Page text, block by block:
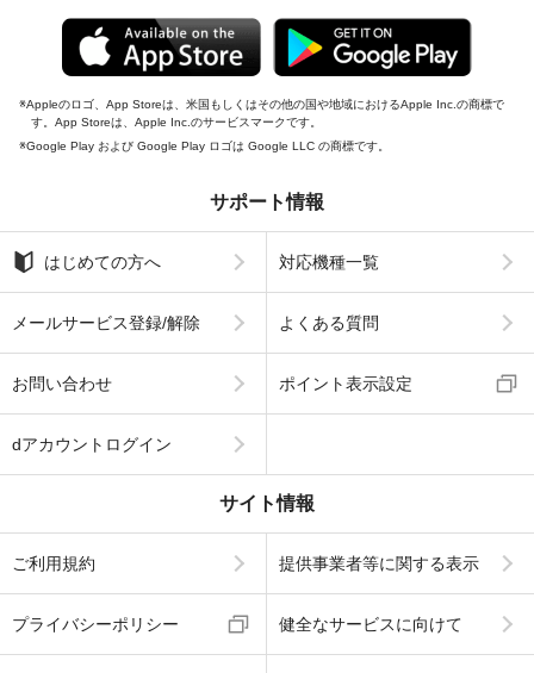
Appleのロゴ、App Storeは、米国もしくはその他の国や地域におけるApple Inc.の商標で
す。App Storeは、Apple Inc.のサービスマークです。
Google Play および Google Play ロゴは Google LLC の商標です。
サポート情報
はじめての方へ 対応機種一覧
メールサービス登録/解除 よくある質問
お問い合わせ ポイント表示設定
dアカウントログイン
サイト情報
ご利用規約 提供事業者等に関する表示
プライバシーポリシー 健全なサービスに向けて